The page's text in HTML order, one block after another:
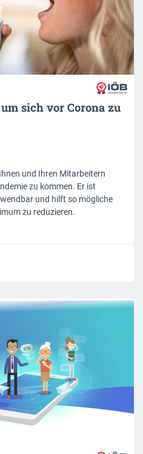
sich vor Corona zu
und Ihren Mitarbeitern
zu kommen. Er ist
und hilft so mögliche
zu reduzieren.